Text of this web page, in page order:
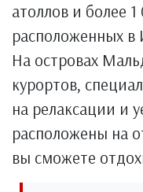
атоллов и более
расположенных
На островах
курортов,
на релаксации и
расположены на
вы сможете